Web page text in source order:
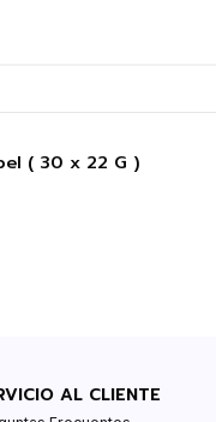
( 30 x 22 G )
AL CLIENTE